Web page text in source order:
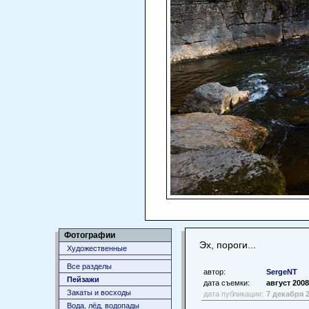
Фотографии
Художественные
Все разделы
Пейзажи
Закаты и восходы
Вода, лёд, водопады
Эх, пороги...
автор:
SergeNT
дата съемки:
август 2008
дата публикации: 7 декабря